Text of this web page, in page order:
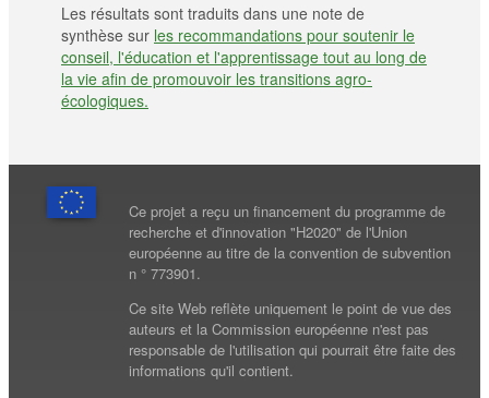
Les résultats sont traduits dans une note de
synthèse sur les recommandations pour soutenir le
conseil, l'éducation et l'apprentissage tout au long de
la vie afin de promouvoir les transitions agro-
écologiques.
Ce projet a reçu un financement du programme de
recherche et d'innovation "H2020" de l'Union
européenne au titre de la convention de subvention
n ° 773901.
Ce site Web reflète uniquement le point de vue des
auteurs et la Commission européenne n'est pas
responsable de l'utilisation qui pourrait être faite des
informations qu'il contient.